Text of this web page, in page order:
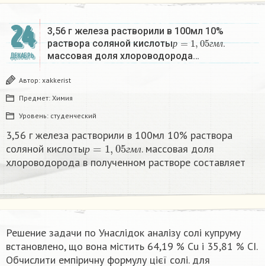
24
ДЕКАБРЬ
3,56 г железа растворили в 100мл 10%
раствора соляной кислоты р гмл
р =1,05гмл
.
массовая доля хлороводорода…
Автор: xakkerist
Предмет: Химия
Уровень: студенческий
3,56 г железа растворили в 100мл 10% раствора
соляной кислоты р гмл
р=1,05гмл
. массовая доля
хлороводорода в полученном растворе составляет
Решение задачи по Унаслідок аналізу солі купруму
встановлено, що вона містить 64,19 % Cu і 35,81 % CІ.
Обчислити емпіричну формулу цієї солі. для